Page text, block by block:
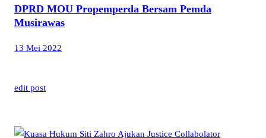
DPRD MOU Propemperda Bersam Pemda
Musirawas
13 Mei 2022
edit post